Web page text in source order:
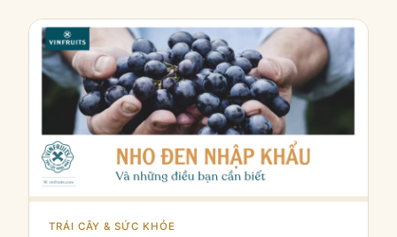
TRÁI CÂY & SỨC KHỎE